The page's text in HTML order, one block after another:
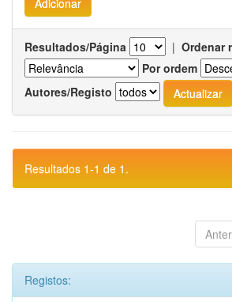
Resultados/Página | Ordenar
Por ordem
Autores/Registo
Resultados 1-1 de 1.
Registos: